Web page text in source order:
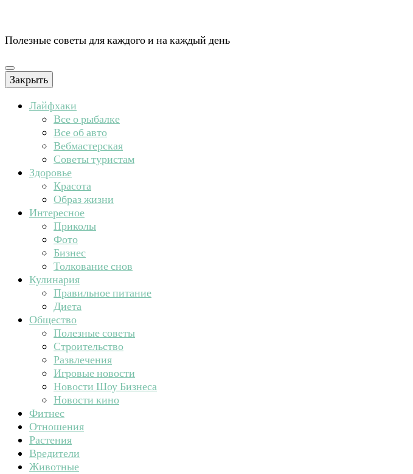
Полезные советы для каждого и на каждый день
Закрыть
Лайфхаки
Все о рыбалке
Все об авто
Вебмастерская
Советы туристам
Здоровье
Красота
Образ жизни
Интересное
Приколы
Фото
Бизнес
Толкование снов
Кулинария
Правильное питание
Диета
Общество
Полезные советы
Строительство
Развлечения
Игровые новости
Новости Шоу Бизнеса
Новости кино
Фитнес
Отношения
Растения
Вредители
Животные